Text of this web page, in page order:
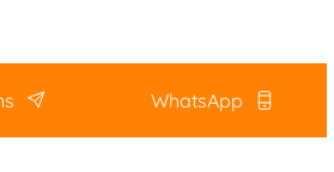
WhatsApp